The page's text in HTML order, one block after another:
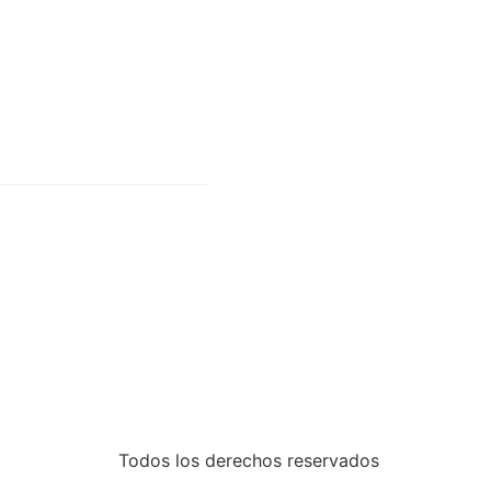
Todos los derechos reservados